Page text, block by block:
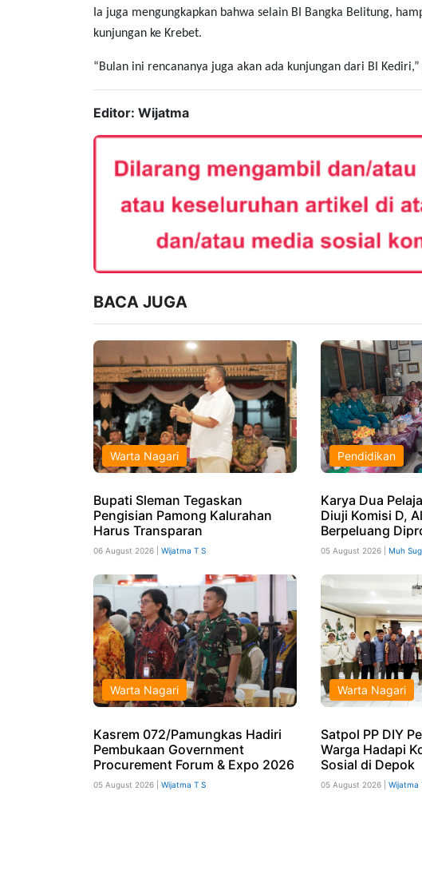
Ia juga mengungkapkan bahwa selain BI Bangka Belitung,
kunjungan ke Krebet.
“Bulan ini rencananya juga akan ada kunjungan dari BI
Editor: Wijatma
BACA JUGA
Warta Nagari
Bupati Sleman Tegaskan
Pengisian Pamong Kalurahan
Harus Transparan
06 August 2026 | Wijatma T S
Pendidikan
Karya Dua
Diuji Komisi D,
Berpeluang
05 August 2026 | Muh
Warta Nagari
Kasrem 072/Pamungkas Hadiri
Pembukaan Government
Procurement Forum & Expo 2026
05 August 2026 | Wijatma T S
Warta Nagari
Satpol PP DIY
Warga Hadapi
Sosial di Depok
05 August 2026 | Wijatma